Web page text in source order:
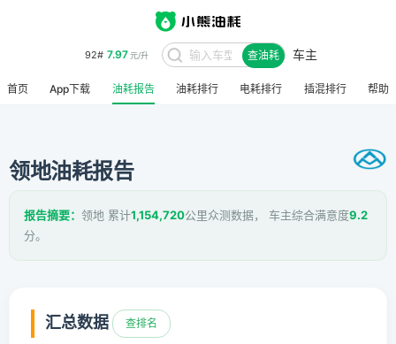
92# 7.97元/升 查油耗 车主
首页 App下载 油耗报告 油耗排行 电耗排行 插混排行 帮助
领地油耗报告
报告摘要： 领地 累计1,154,720公里众测数据， 车主综合满意度9.2
分。
汇总数据 查排名